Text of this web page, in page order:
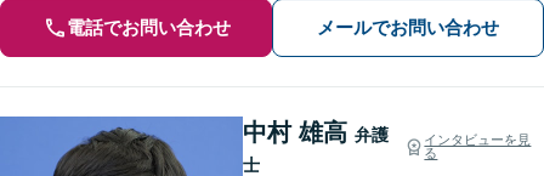
電話でお問い合わせ メールでお問い合わせ
中村 雄高 弁護
士
インタビューを見
る